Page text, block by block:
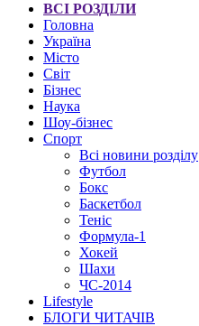
ВСІ РОЗДІЛИ
Головна
Україна
Місто
Світ
Бізнес
Наука
Шоу-бізнес
Спорт
Всі новини розділу
Футбол
Бокс
Баскетбол
Теніс
Формула-1
Хокей
Шахи
ЧС-2014
Lifestyle
БЛОГИ ЧИТАЧІВ